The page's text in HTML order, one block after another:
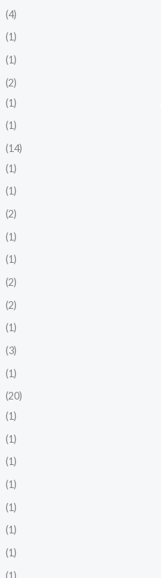
(4)
(1)
(1)
(2)
(1)
(1)
(14)
(1)
(1)
(2)
(1)
(1)
(2)
(2)
(1)
(3)
(1)
(20)
(1)
(1)
(1)
(1)
(1)
(1)
(1)
(1)